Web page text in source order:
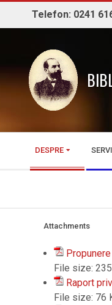
Telefon: 0241
Navigation
Menu
DESPRE
Attachments
File size:
Raport
File size: 76